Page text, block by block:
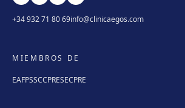
+34 932 71 80 69info@clinicaegos.com
MIEMBROS DE
EAFPSSCCPRESECPRE